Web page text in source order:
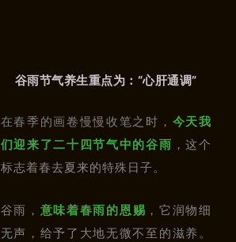
谷雨节气养生重点为：“心肝通调”
在春季的画卷慢慢收笔之 时 ， 今天我
们迎来了二十四节气中的谷雨 ，这个
标志着春去夏来的特殊日子。
谷雨， 意味着春雨的恩赐 ，它润物细
无声，给予了大地无微不至的滋养。